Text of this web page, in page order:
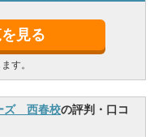
見る
す。
ズ 西春校の評判・口コ